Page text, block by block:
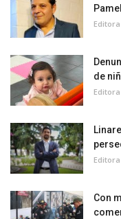
Editora
de
Editora
Editora
Con